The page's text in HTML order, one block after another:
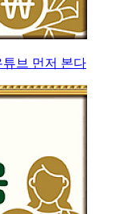
브 먼저 본다